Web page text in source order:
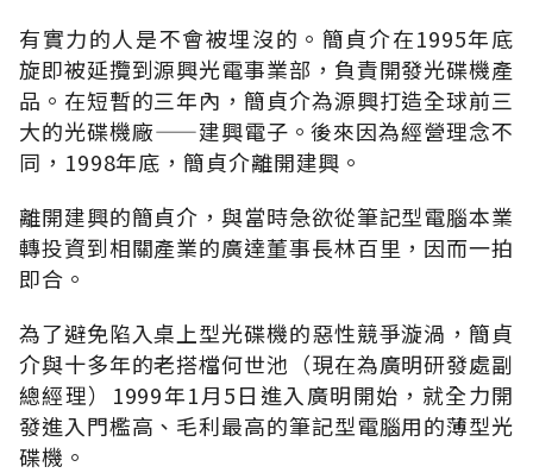
有實力的人是不會被埋沒的。簡貞介在1995年底
旋即被延攬到源興光電事業部，負責開發光碟機產
品。在短暫的三年內，簡貞介為源興打造全球前三
大的光碟機廠——建興電子。後來因為經營理念不
同，1998年底，簡貞介離開建興。
離開建興的簡貞介，與當時急欲從筆記型電腦本業
轉投資到相關產業的廣達董事長林百里，因而一拍
即合。
為了避免陷入桌上型光碟機的惡性競爭漩渦，簡貞
介與十多年的老搭檔何世池（現在為廣明研發處副
總經理）1999年1月5日進入廣明開始，就全力開
發進入門檻高、毛利最高的筆記型電腦用的薄型光
碟機。